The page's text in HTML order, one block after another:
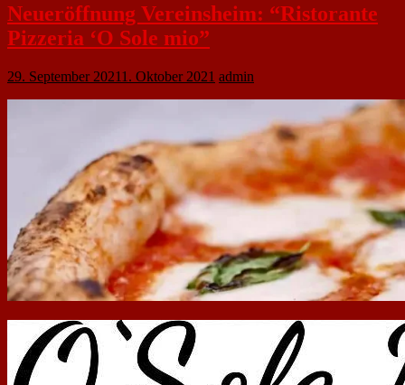
Neueröffnung Vereinsheim: “Ristorante
Pizzeria ‘O Sole mio”
29. September 20211. Oktober 2021 admin